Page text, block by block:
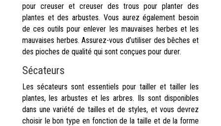
pour creuser et creuser des trous pour planter des
plantes et des arbustes. Vous aurez également besoin
de ces outils pour enlever les mauvaises herbes et les
mauvaises herbes. Assurez-vous d’utiliser des bêches et
des pioches de qualité qui sont conçues pour durer.
Sécateurs
Les sécateurs sont essentiels pour tailler et tailler les
plantes, les arbustes et les arbres. Ils sont disponibles
dans une variété de tailles et de styles, et vous devrez
choisir le bon type en fonction de la taille et de la forme